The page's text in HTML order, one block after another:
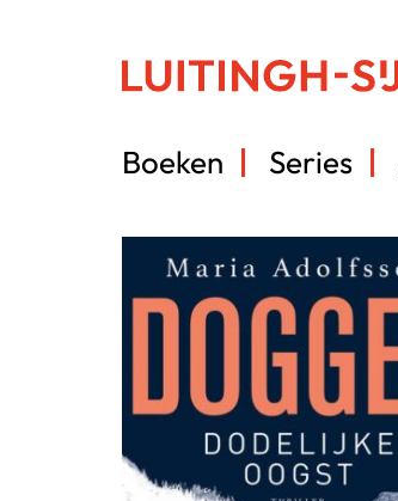
Boeken Series